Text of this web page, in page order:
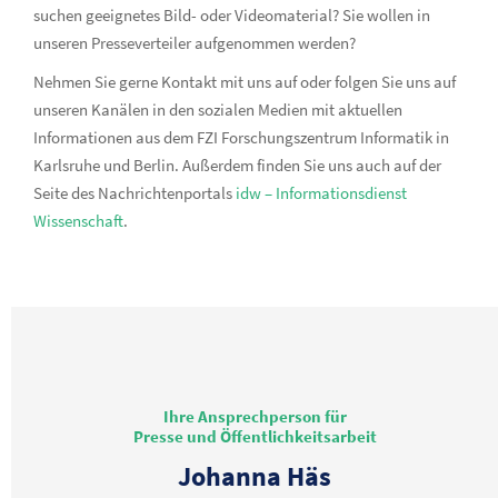
suchen geeignetes Bild- oder Videomaterial? Sie wollen in
unseren Presseverteiler aufgenommen werden?
Nehmen Sie gerne Kontakt mit uns auf oder folgen Sie uns auf
unseren Kanälen in den sozialen Medien mit aktuellen
Informationen aus dem FZI Forschungszentrum Informatik in
Karlsruhe und Berlin. Außerdem finden Sie uns auch auf der
Seite des Nachrichtenportals idw – Informationsdienst
Wissenschaft.
Ihre Ansprechperson für
Presse und Öffentlichkeitsarbeit
Johanna Häs